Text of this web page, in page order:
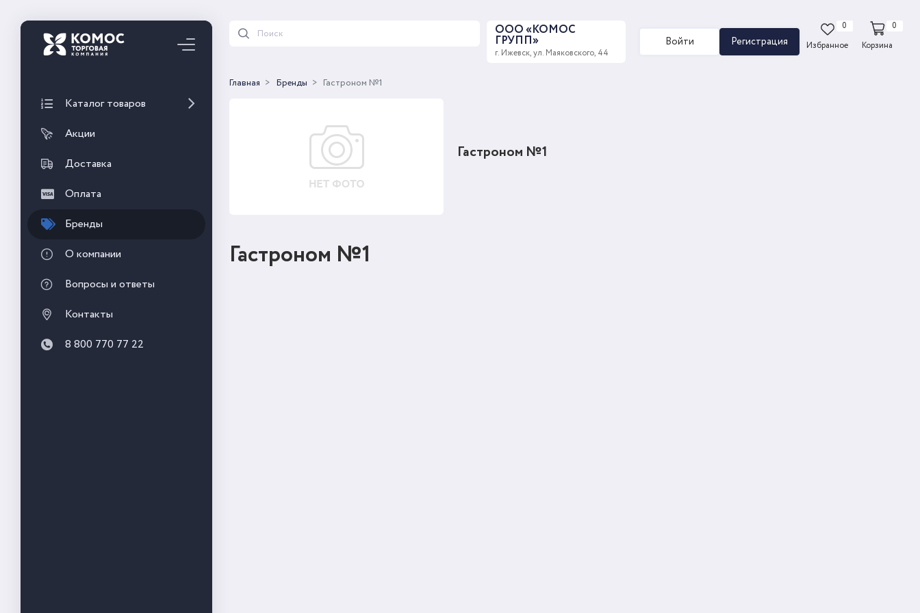
Каталог товаров
Акции
Доставка
Оплата
Бренды
О компании
Вопросы и ответы
Контакты
8 800 770 77 22
ООО «КОМОС
ГРУПП»
г. Ижевск, ул. Маяковского, 44
Войти Регистрация
0
Избранное
0
Корзина
Главная Бренды Гастроном №1
Гастроном №1
Гастроном №1